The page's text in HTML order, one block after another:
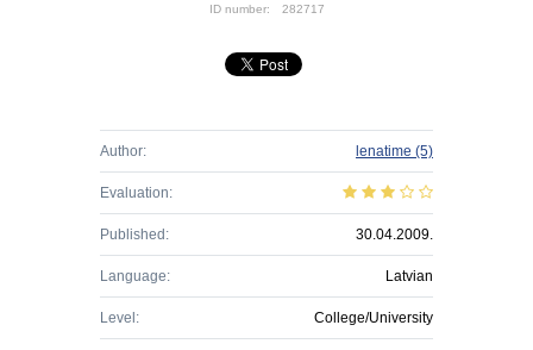
ID number: 282717
Author: lenatime (5)
Evaluation:
Published: 30.04.2009.
Language: Latvian
Level: College/University